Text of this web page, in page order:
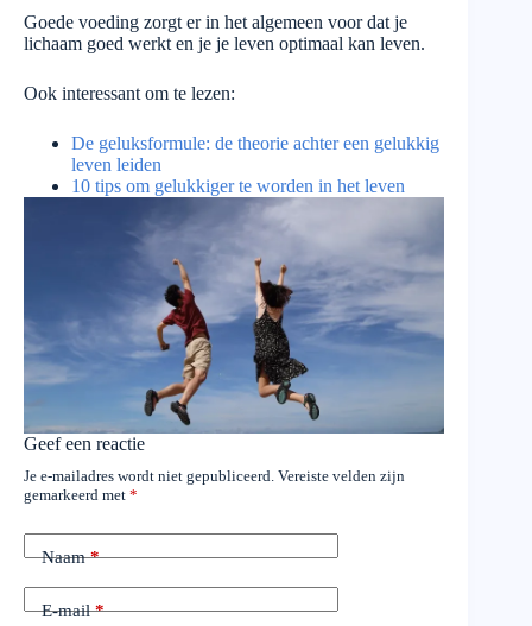
Goede voeding zorgt er in het algemeen voor dat je
lichaam goed werkt en je je leven optimaal kan leven.
Ook interessant om te lezen:
De geluksformule: de theorie achter een gelukkig
leven leiden
10 tips om gelukkiger te worden in het leven
Geef een reactie
Je e-mailadres wordt niet gepubliceerd. Vereiste velden zijn
gemarkeerd met *
Naam*
E-mail*